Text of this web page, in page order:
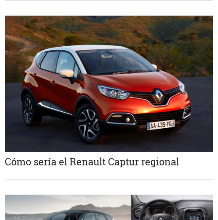
Cómo sería el Renault Captur regional